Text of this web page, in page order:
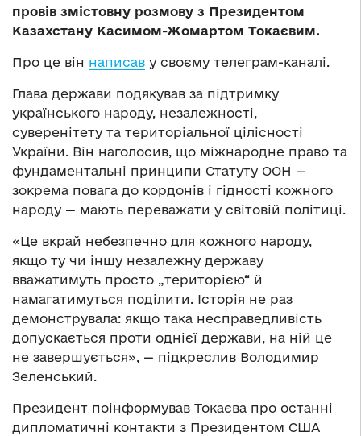
провів змістовну розмову з Президентом
Казахстану Касимом-Жомартом Токаєвим.
Про це він написав у своєму телеграм-каналі.
Глава держави подякував за підтримку
українського народу, незалежності,
суверенітету та територіальної цілісності
України. Він наголосив, що міжнародне право та
фундаментальні принципи Статуту ООН —
зокрема повага до кордонів і гідності кожного
народу — мають переважати у світовій політиці.
«Це вкрай небезпечно для кожного народу,
якщо ту чи іншу незалежну державу
вважатимуть просто „територією“ й
намагатимуться поділити. Історія не раз
демонструвала: якщо така несправедливість
допускається проти однієї держави, на ній це
не завершується», — підкреслив Володимир
Зеленський.
Президент поінформував Токаєва про останні
дипломатичні контакти з Президентом США